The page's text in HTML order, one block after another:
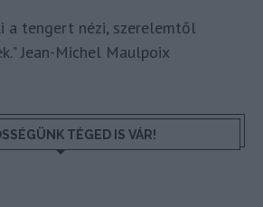
a tengert nézi, szerelemtől
Jean-Michel Maulpoix
TÉGED IS VÁR!